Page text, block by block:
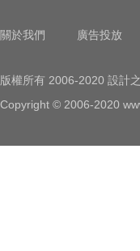
關於我們 廣告投放
版權所有 2006-2020 設計
Copyright © 2006-2020